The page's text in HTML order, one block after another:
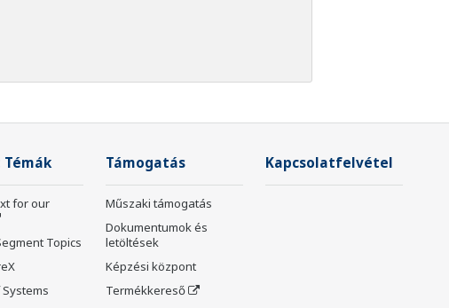
for our
Topics
Támogatás
Műszaki támogatás
Dokumentumok és
letöltések
Képzési központ
Termékkereső
Kapcsolatfelvétel